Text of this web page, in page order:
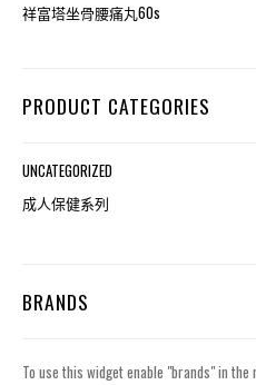
祥富塔坐骨腰痛丸60s
PRODUCT CATEGORIES
UNCATEGORIZED
成人保健系列
BRANDS
To use this widget enable "brands" in